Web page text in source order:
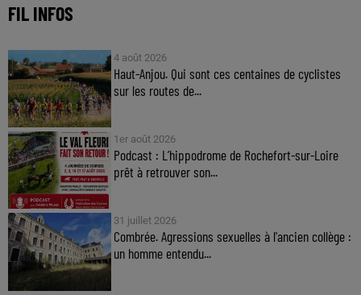
FIL INFOS
4 août 2026
Haut-Anjou. Qui sont ces centaines de cyclistes
sur les routes de...
1er août 2026
Podcast : L’hippodrome de Rochefort-sur-Loire
prêt à retrouver son...
31 juillet 2026
Combrée. Agressions sexuelles à l'ancien collège :
un homme entendu...